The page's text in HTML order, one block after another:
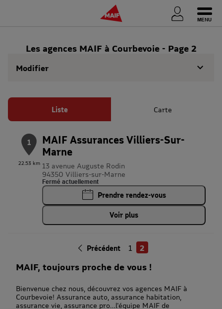
Les agences MAIF à Courbevoie - Page 2
Modifier
Liste Carte
1
22.53 km
MAIF Assurances Villiers-Sur-
Marne
13 avenue Auguste Rodin
94350 Villiers-sur-Marne
Fermé actuellement
Prendre rendez-vous
Voir plus
Précédent 1 2
MAIF, toujours proche de vous !
Bienvenue chez nous, découvrez vos agences MAIF à
Courbevoie! Assurance auto, assurance habitation,
assurance vie, assurance pro…l'équipe MAIF de